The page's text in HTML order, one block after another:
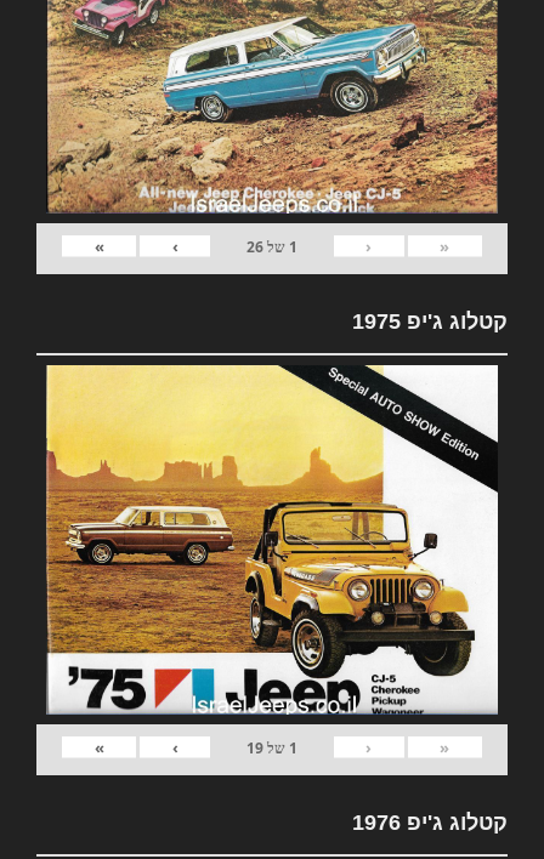
«
‹
1 של26
›
»
קטלוג ג'יפ 1975
«
‹
1 של19
›
»
קטלוג ג'יפ 1976